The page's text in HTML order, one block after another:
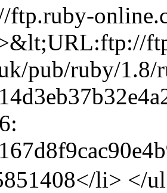
ftp.ruby-
pub/ruby/
li>